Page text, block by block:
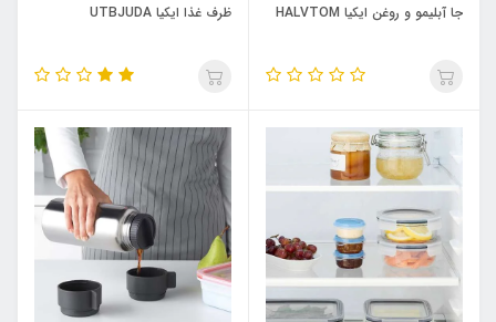
جا آبلیمو و روغن ایکیا HALVTOM
ظرف غذا ایکیا UTBJUDA